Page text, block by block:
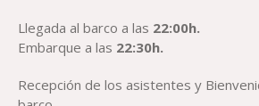
Llegada al barco a las 22:00h.
Embarque a las 22:30h.
Recepción de los asistentes y